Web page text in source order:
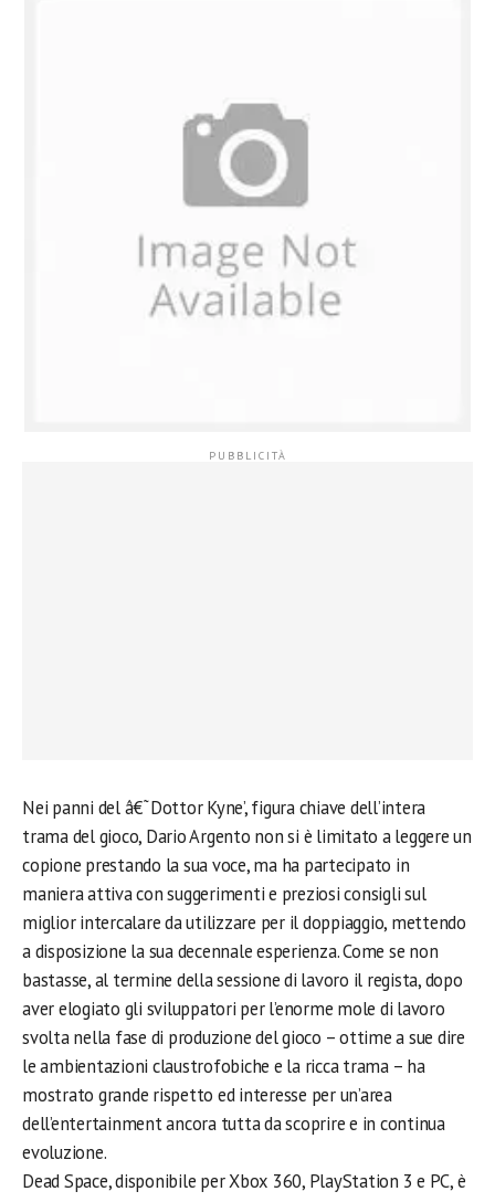
Nei panni del â€˜Dottor Kyne’, figura chiave dell’intera
trama del gioco, Dario Argento non si è limitato a leggere un
copione prestando la sua voce, ma ha partecipato in
maniera attiva con suggerimenti e preziosi consigli sul
miglior intercalare da utilizzare per il doppiaggio, mettendo
a disposizione la sua decennale esperienza. Come se non
bastasse, al termine della sessione di lavoro il regista, dopo
aver elogiato gli sviluppatori per l’enorme mole di lavoro
svolta nella fase di produzione del gioco – ottime a sue dire
le ambientazioni claustrofobiche e la ricca trama – ha
mostrato grande rispetto ed interesse per un’area
dell’entertainment ancora tutta da scoprire e in continua
evoluzione.
Dead Space, disponibile per Xbox 360, PlayStation 3 e PC, è